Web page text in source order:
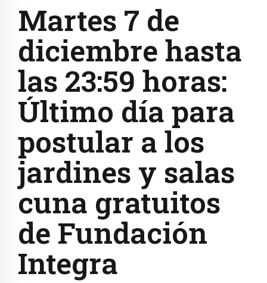
Martes 7 de
diciembre hasta
las 23:59 horas:
Último día para
postular a los
jardines y salas
cuna gratuitos
de Fundación
Integra